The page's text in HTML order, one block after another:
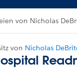
von Nicholas
von Nicholas